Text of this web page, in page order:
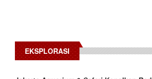
EKSPLORASI